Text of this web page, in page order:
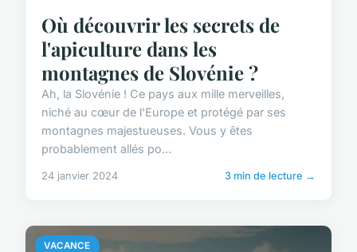
Où découvrir les secrets de
l'apiculture dans les
montagnes de Slovénie ?
Ah, la Slovénie ! Ce pays aux mille merveilles,
niché au cœur de l'Europe et protégé par ses
montagnes majestueuses. Vous y êtes
probablement allés po...
24 janvier 2024 3 min de lecture →
VACANCE